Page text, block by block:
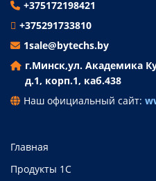
+375172198421
+375291733810
1sale@bytechs.by
г.Минск,ул. Академика
д.1, корп.1, каб.438
Наш официальный сайт:
Главная
Продукты 1C